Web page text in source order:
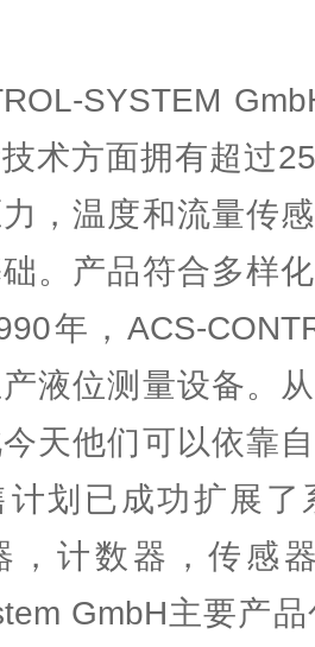
SYSTEM
术方面拥有超过
，温度和流量传
。产品符合多样
年，ACS-
液位测量设备。
天他们可以依靠
计划已成功扩展了
，计数器，传感
GmbH主要产